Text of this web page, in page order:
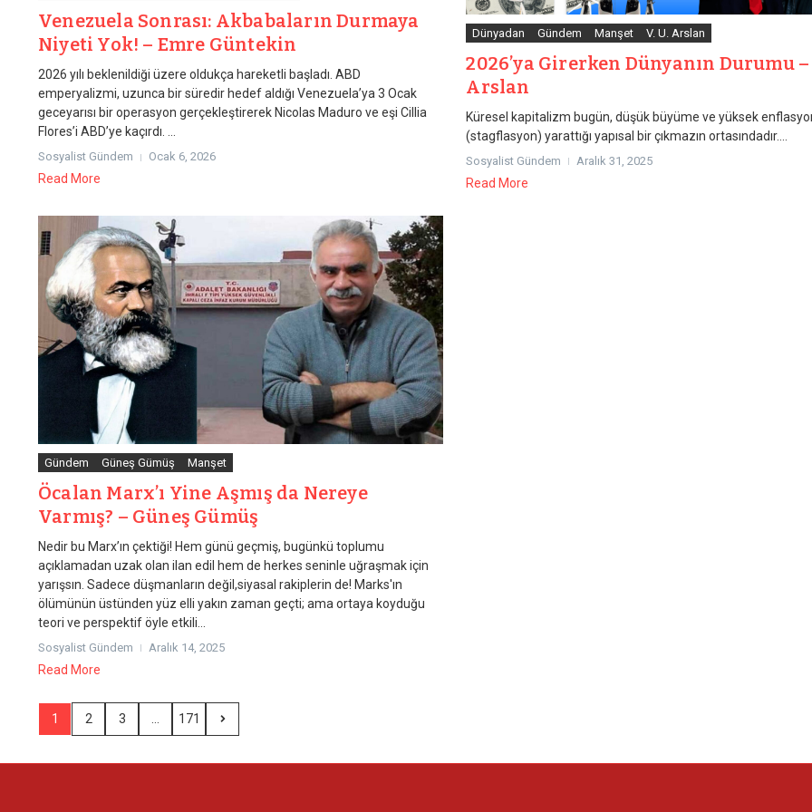
Venezuela Sonrası: Akbabaların Durmaya
Niyeti Yok! – Emre Güntekin
2026 yılı beklenildiği üzere oldukça hareketli başladı. ABD
emperyalizmi, uzunca bir süredir hedef aldığı Venezuela’ya 3 Ocak
geceyarısı bir operasyon gerçekleştirerek Nicolas Maduro ve eşi Cillia
Flores’i ABD’ye kaçırdı. ...
Sosyalist Gündem Ocak 6, 2026
Read More
Dünyadan Gündem Manşet V. U. Arslan
2026’ya Girerken Dünyanın Durumu –
Arslan
Küresel kapitalizm bugün, düşük büyüme ve yüksek
(stagflasyon) yarattığı yapısal bir çıkmazın ortasındadır....
Sosyalist Gündem Aralık 31, 2025
Read More
Gündem Güneş Gümüş Manşet
Öcalan Marx’ı Yine Aşmış da Nereye
Varmış? – Güneş Gümüş
Nedir bu Marx’ın çektiği! Hem günü geçmiş, bugünkü toplumu
açıklamadan uzak olan ilan edil hem de herkes seninle uğraşmak için
yarışsın. Sadece düşmanların değil,siyasal rakiplerin de! Marks'ın
ölümünün üstünden yüz elli yakın zaman geçti; ama ortaya koyduğu
teori ve perspektif öyle etkili...
Sosyalist Gündem Aralık 14, 2025
Read More
1 2 3 171